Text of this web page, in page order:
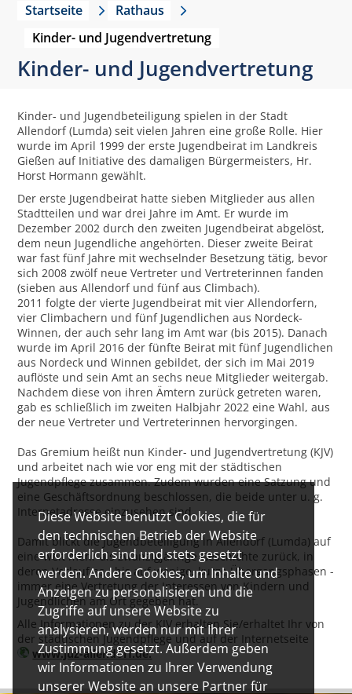
Diese Website benutzt Cookies, die für
den technischen Betrieb der Website
erforderlich sind und stets gesetzt
werden. Andere Cookies, um Inhalte und
Anzeigen zu personalisieren und die
Zugriffe auf unsere Website zu
analysieren, werden nur mit Ihrer
Zustimmung gesetzt. Außerdem geben
wir Informationen zu Ihrer Verwendung
unserer Website an unsere Partner für
Startseite
Rathaus
Kinder- und Jugendvertretung
Kinder- und Jugendvertretung
Kinder- und Jugendbeteiligung spielen in der Stadt
Allendorf (Lumda) seit vielen Jahren eine große Rolle. Hier
wurde im April 1999 der erste Jugendbeirat im Landkreis
Gießen auf Initiative des damaligen Bürgermeisters, Hr.
Horst Hormann gewählt.
Der erste Jugendbeirat hatte sieben Mitglieder aus allen
Stadtteilen und war drei Jahre im Amt. Er wurde im
Dezember 2002 durch den zweiten Jugendbeirat abgelöst,
dem neun Jugendliche angehörten. Dieser zweite Beirat
war fast fünf Jahre mit wechselnder Besetzung tätig, bevor
sich 2008 zwölf neue Vertreter und Vertreterinnen fanden
(sieben aus Allendorf und fünf aus Climbach).
2011 folgte der vierte Jugendbeirat mit vier Allendorfern,
vier Climbachern und fünf Jugendlichen aus Nordeck-
Winnen, der auch sehr lang im Amt war (bis 2015). Danach
wurde im April 2016 der fünfte Beirat mit fünf Jugendlichen
aus Nordeck und Winnen gebildet, der sich im Mai 2019
auflöste und sein Amt an sechs neue Mitglieder weitergab.
Nachdem diese von ihren Ämtern zurück getreten waren,
gab es schließlich im zweiten Halbjahr 2022 eine Wahl, aus
der neue Vertreter und Vertreterinnen hervorgingen.
Das Gremium heißt nun Kinder- und Jugendvertretung (KJV)
und arbeitet nach wie vor eng mit der städtischen
Jugendpflege zusammen. Zudem wurden eine Satzung und
eine Geschäftsordnung beschlossen, die beide unter u. g.
Internetadresse einzusehen sind.
Damit blickt die Jugendbeteiligung in Allendorf (Lumda) auf
eine weit mehr als zwanzigjährige Geschichte zurück, in
deren Verlauf es - bis auf wenige, kurze Übergangsphasen -
immer eine Vertretung der Interessen von Kindern und
Jugendlichen am Ort gegeben hat.
Alle Informationen zu der KJV erhalten Sie/erhaltet Ihr von
der städtischen Jugendpflege und auf der Internetseite
www.juz-allendorf.de.